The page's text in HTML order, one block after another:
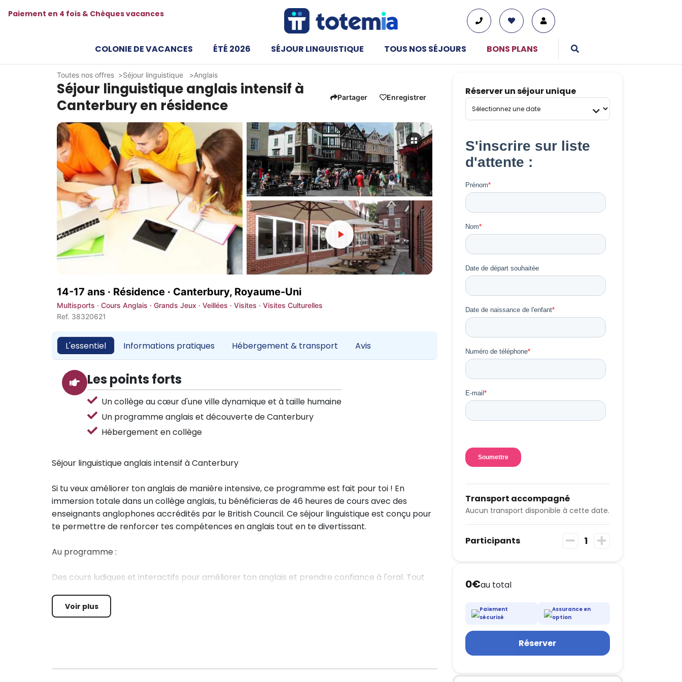
Paiement en 4 fois & Chèques vacances
COLONIE DE VACANCES ÉTÉ 2026 SÉJOUR LINGUISTIQUE TOUS NOS SÉJOURS BONS PLANS
Du lundi au vendredi : 9h30-13h et 14h-19h
Le samedi : 10h-17h
Toutes nos offres Séjour linguistique Anglais
Séjour linguistique anglais intensif à
Canterbury en résidence
Partager Enregistrer
14-17 ans · Résidence · Canterbury, Royaume-Uni
Multisports · Cours Anglais · Grands Jeux · Veillées · Visites · Visites Culturelles
Ref. 38320621
L'essentiel Informations pratiques Hébergement & transport Avis
Les points forts
Un collège au cœur d'une ville dynamique et à taille humaine
Un programme anglais et découverte de Canterbury
Hébergement en collège
Séjour linguistique anglais intensif à Canterbury
Si tu veux améliorer ton anglais de manière intensive, ce programme est fait pour toi ! En
immersion totale dans un collège anglais, tu bénéficieras de 46 heures de cours avec des
enseignants anglophones accrédités par le British Council. Ce séjour linguistique est conçu pour
te permettre de renforcer tes compétences en anglais tout en te divertissant.
Au programme :
Des cours ludiques et interactifs pour améliorer ton anglais et prendre confiance à l'oral. Tout
Découverte de Canterbury pendant une demi-journée : une occasion idéale pour explorer cette
culturelles pour diversifier ton apprentissage.
Voir plus
Réserver un séjour unique
Transport accompagné
Aucun transport disponible à cette date.
Participants 1
0€au total
Paiement
sécurisé
Assurance en
option
Réserver